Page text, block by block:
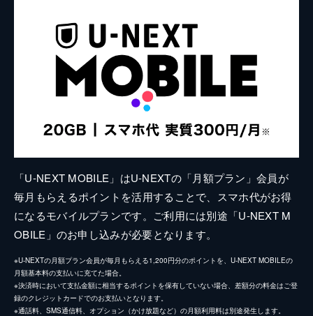
「U-NEXT MOBILE」はU-NEXTの「月額プラン」会員が
毎月もらえるポイントを活用することで、スマホ代がお得
になるモバイルプランです。ご利用には別途「U-NEXT M
OBILE」のお申し込みが必要となります。
※U-NEXTの月額プラン会員が毎月もらえる1,200円分のポイントを、U-NEXT MOBILEの
月額基本料の支払いに充てた場合。
※決済時において支払金額に相当するポイントを保有していない場合、差額分の料金はご登
録のクレジットカードでのお支払いとなります。
※通話料、SMS通信料、オプション（かけ放題など）の月額利用料は別途発生します。